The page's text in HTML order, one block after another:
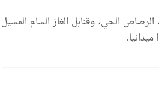
الحي، وقنابل الغاز السام المسيل